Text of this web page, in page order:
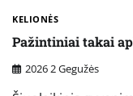
KELIONĖS
Pažintiniai takai
2026 2 Gegužės